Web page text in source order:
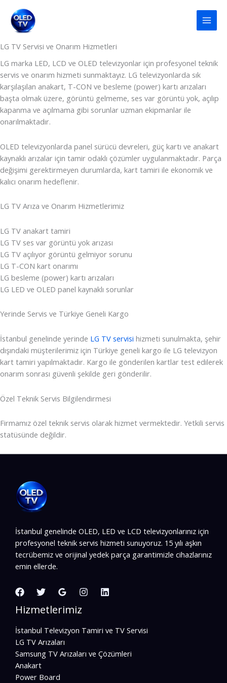
atla
LG TV Servisi ve Onarım Hizmetleri
LG marka LED, LCD ve OLED televizyonlar için profesyonel teknik
servis ve onarım hizmeti sunmaktayız. LG televizyonlarda sık
karşılaşılan anakart, T-CON ve besleme (power) kartı arızaları
başta olmak üzere, görüntü gelmeme, ses var görüntü yok, açılıp
kapanma ve açılmama gibi sorunlar uzman ekipmanlar ile
onarılmaktadır.
OLED televizyonlarda panel sürücü devreleri, güç kartı ve anakart
kaynaklı arızalar için tamir odaklı çözümler uygulanmaktadır. Parça
değişimi gerektirmeyen durumlarda, kart tamiri ile ekonomik ve
kalıcı onarım hedeflenir.
LG TV Arıza ve Onarım Hizmetlerimiz
LG TV anakart tamiri
LG TV ses var görüntü yok arızası
LG TV açılıyor görüntü gelmiyor sorunu
LG T-CON kart onarımı
LG besleme (power) kartı arızaları
LG LED ve OLED panel kaynaklı sorunlar
Yerinde Servis ve Türkiye Geneli Kargo
İstanbul genelinde yerinde LG TV servisi hizmeti sunulmakta, şehir
dışındaki müşterilerimiz için Türkiye geneli kargo ile LG televizyon
kart tamiri yapılmaktadır. Kargo ile gönderilen kartlar test edilerek
onarım sonrası güvenli şekilde geri gönderilir.
Özel Teknik Servis Bilgilendirmesi
Firmamız özel teknik servis olarak hizmet vermektedir. Yetkili servis
statüsünde değildir.
İstanbul genelinde OLED, LED ve LCD televizyonlarınız için
profesyonel teknik servis hizmeti sunuyoruz. 15 yılı aşkın
tecrübemiz ve orijinal yedek parça garantimizle cihazlarınız
emin ellerde.
Hizmetlerimiz
İstanbul Televizyon Tamiri ve TV Servisi
LG TV Arızaları
Samsung TV Arızaları ve Çözümleri
Anakart
Power Board